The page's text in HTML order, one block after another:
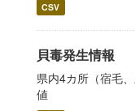
CSV
貝毒発生情報
県内4カ所（宿毛
値